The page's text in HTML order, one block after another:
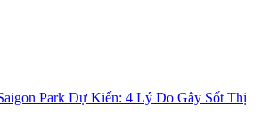
Park Dự Kiến: 4 Lý Do Gây Sốt Thị